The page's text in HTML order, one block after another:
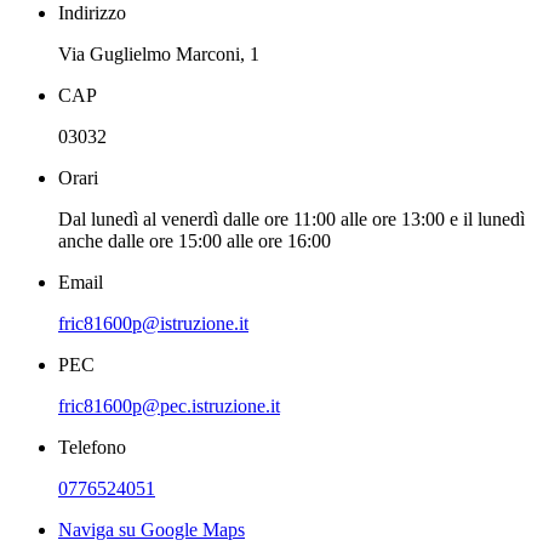
Indirizzo
Via Guglielmo Marconi, 1
CAP
03032
Orari
Dal lunedì al venerdì dalle ore 11:00 alle ore 13:00 e il lunedì
anche dalle ore 15:00 alle ore 16:00
Email
fric81600p@istruzione.it
PEC
fric81600p@pec.istruzione.it
Telefono
0776524051
Naviga su Google Maps